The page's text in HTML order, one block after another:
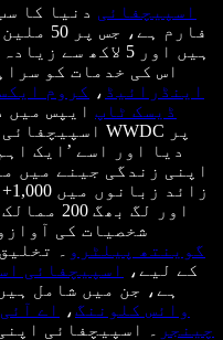
اسپیچفائی دنیا کا
فارم
ہیں اور 5 لاکھ
اس کی خدمات کو
اینڈرائیڈ ، کروم
ڈیسک ٹاپ ایپس میں
WWDC پر
دیا اور اسے ’ایک
اور لگ
شخصیات کی
گوینتھ پیلٹرو
۔
کے لیے،
اسپیچفائی
ہے، جن میں شامل
وائس کلوننگ، اے
چینجر
۔ اسپیچفائی